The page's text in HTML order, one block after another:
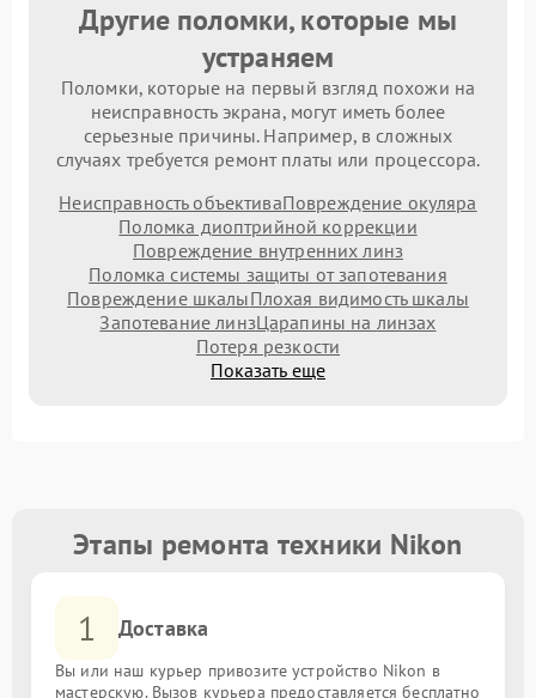
Другие поломки, которые мы
устраняем
Поломки, которые на первый взгляд похожи на
неисправность экрана, могут иметь более
серьезные причины. Например, в сложных
случаях требуется ремонт платы или процессора.
Неисправность объективаПовреждение окуляра
Поломка диоптрийной коррекции
Повреждение внутренних линз
Поломка системы защиты от запотевания
Повреждение шкалыПлохая видимость шкалы
Запотевание линзЦарапины на линзах
Потеря резкости
Показать еще
Этапы ремонта техники Nikon
1 Доставка
Вы или наш курьер привозите устройство Nikon в
мастерскую. Вызов курьера предоставляется бесплатно